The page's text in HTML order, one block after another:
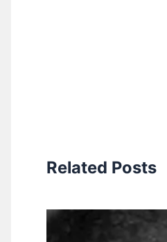
Related Posts